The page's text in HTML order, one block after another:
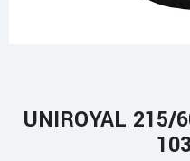
UNIROYAL 215/